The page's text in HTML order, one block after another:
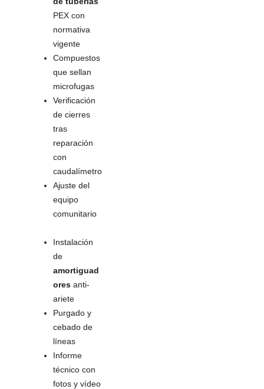
PEX con
normativa
vigente
Compuestos
que sellan
microfugas
Verificación
de cierres
tras
reparación
con
caudalímetro
Ajuste del
equipo
comunitario
Instalación
de
amortiguad
ores anti-
ariete
Purgado y
cebado de
líneas
Informe
técnico con
fotos y vídeo